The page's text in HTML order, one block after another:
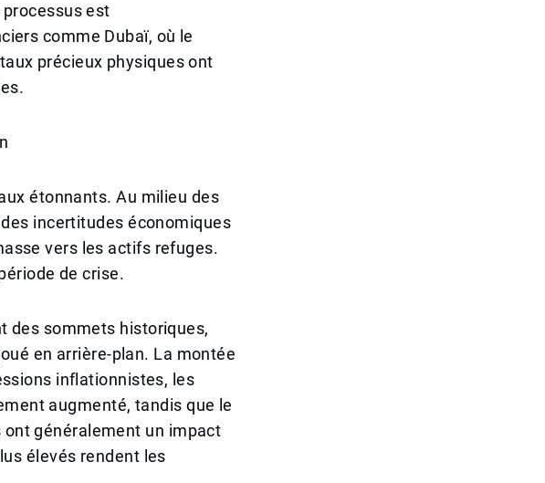
est
comme Dubaï, où le
précieux physiques ont
étonnants. Au milieu des
incertitudes économiques
vers les actifs refuges.
de crise.
des sommets historiques,
en arrière-plan. La montée
inflationnistes, les
augmenté, tandis que le
généralement un impact
élevés rendent les